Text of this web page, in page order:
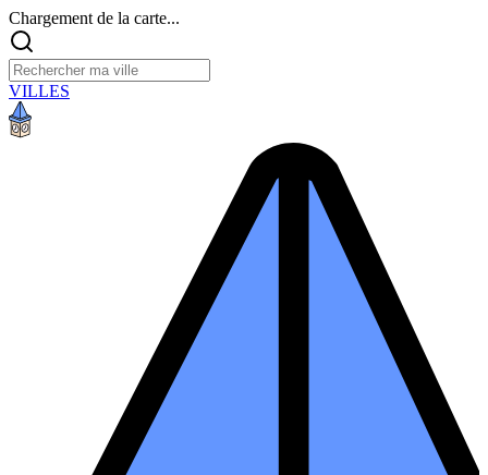
Chargement de la carte...
VILLES